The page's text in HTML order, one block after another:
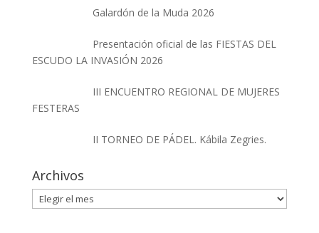
Galardón de la Muda 2026
Presentación oficial de las FIESTAS DEL
ESCUDO LA INVASIÓN 2026
III ENCUENTRO REGIONAL DE MUJERES
FESTERAS
II TORNEO DE PÁDEL. Kábila Zegries.
Archivos
Archivos